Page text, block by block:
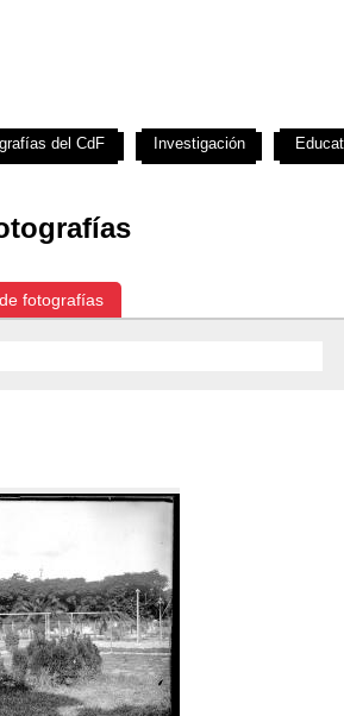
fotografías
del CdF Investigación